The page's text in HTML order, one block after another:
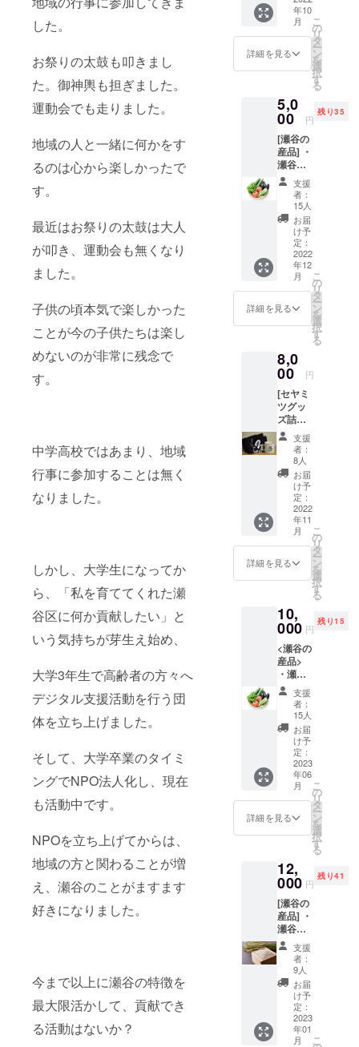
した。
お祭りの太鼓も叩きまし
た。御神輿も担ぎました。
運動会でも走りました。
地域の人と一緒に何かをす
るのは心から楽しかったで
す。
最近はお祭りの太鼓は大人
が叩き、運動会も無くなり
ました。
子供の頃本気で楽しかった
ことが今の子供たちは楽し
めないのが非常に残念で
す。
中学高校ではあまり、地域
行事に参加することは無く
なりました。
しかし、大学生になってか
ら、「私を育ててくれた瀬
谷区に何か貢献したい」と
いう気持ちが芽生え始め、
大学3年生で高齢者の方々へ
デジタル支援活動を行う団
体を立ち上げました。
そして、大学卒業のタイミ
ングでNPO法人化し、現在
も活動中です。
NPOを立ち上げてからは、
地域の方と関わることが増
え、瀬谷のことがますます
好きになりました。
今まで以上に瀬谷の特徴を
最大限活かして、貢献でき
る活動はないか？
ます。
セヤミ
ツラボ
のロゴ
ステッ
カーを
てお送
り致し
ます。
年10
月
詳細を見る
こ
の
リ
タ
ー
ン
を
選
択
す
る
5,0
00 円
残り35
[瀬谷の
産品] ・
瀬谷の
野菜盛
り合わ
せ(返礼
品送り
の時期
によっ
て内容
は異な
ります)
感謝の
手紙を
添えて
送らせ
ます。
※原材料
及び添
加物等
の食品
表示は
お届け
商品の
ラベル
に表記
されま
支援
者：
15人
お届
け予
定：
2022
年12
月
詳細を見る
こ
の
リ
タ
ー
ン
を
選
択
す
る
8,0
00 円
[セヤミ
ツグッ
ズ詰め
合わせ]
・セヤ
ミツマ
グカッ
プ ・セ
ヤミツ
トート
バック
(エコ
バック)
・セヤ
ミツス
テッ
謝のお
手紙を
添えて
送らせ
て頂き
ます。
支援
者：
8人
お届
け予
定：
2022
年11
月
詳細を見る
こ
の
リ
タ
ー
ン
を
選
択
す
る
10,
000 円
残り15
<瀬谷の
産品>
・瀬谷
の野菜
の盛り
合わせ
(返礼品
を送る
時期に
より内
容は異
なりま
す) ・瀬
谷で採
れたハ
チミツ
謝のお
手紙を
添えて
送らせ
て頂き
ます。
※原材料
及び添
加物等
の食品
表示は
お届け
商品の
ラベル
支援
者：
15人
お届
け予
定：
2023
年06
月
詳細を見る
こ
の
リ
タ
ー
ン
を
選
択
す
る
12,
000 円
残り41
[瀬谷の
産品] ・
瀬谷で
採れた
白米2kg
・瀬谷
で採れ
た玄米
2kg ・
瀬谷で
採れた
ハチミ
支援
者：
9人
お届
け予
定：
2023
年01
月
こ